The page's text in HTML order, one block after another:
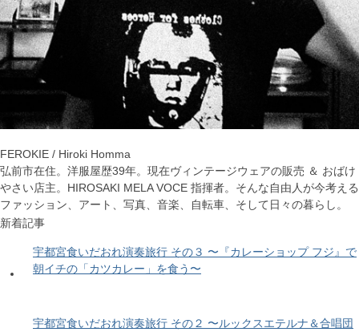
FEROKIE / Hiroki Homma
弘前市在住。洋服屋歴39年。現在ヴィンテージウェアの販売 ＆ おばけ
やさい店主。HIROSAKI MELA VOCE 指揮者。そんな自由人が今考える
ファッション、アート、写真、音楽、自転車、そして日々の暮らし。
新着記事
宇都宮食いだおれ演奏旅行 その３ 〜『カレーショップ フジ』で
朝イチの「カツカレー」を食う〜
宇都宮食いだおれ演奏旅行 その２ 〜ルックスエテルナ＆合唱団